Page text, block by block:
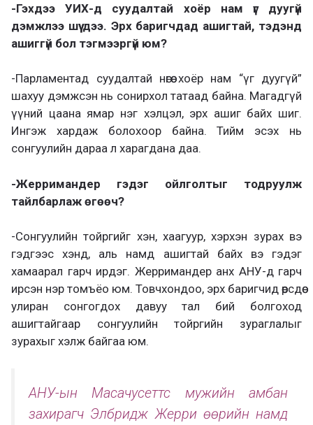
-Гэхдээ УИХ-д суудалтай хоёр нам үг дуугүй
дэмжлээ шүү дээ. Эрх баригчдад ашигтай, тэдэнд
ашиггүй бол тэгмээргүй юм?
-Парламентад суудалтай нөгөө хоёр нам “үг дуугүй”
шахуу дэмжсэн нь сонирхол татаад байна. Магадгүй
үүний цаана ямар нэг хэлцэл, эрх ашиг байх шиг.
Ингэж хардаж болохоор байна. Тийм эсэх нь
сонгуулийн дараа л харагдана даа.
-Жерримандер гэдэг ойлголтыг тодруулж
тайлбарлаж өгөөч?
-Сонгуулийн тойргийг хэн, хаагуур, хэрхэн зурах вэ
гэдгээс хэнд, аль намд ашигтай байх вэ гэдэг
хамаарал гарч ирдэг. Жерримандер анх АНУ-д гарч
ирсэн нэр томъёо юм. Товчхондоо, эрх баригчид өөрсдөө
улиран сонгогдох давуу тал бий болгоход
ашигтайгаар сонгуулийн тойргийн зураглалыг
зурахыг хэлж байгаа юм.
АНУ-ын Масачусеттс мужийн амбан
захирагч Элбридж Жерри өөрийн намд